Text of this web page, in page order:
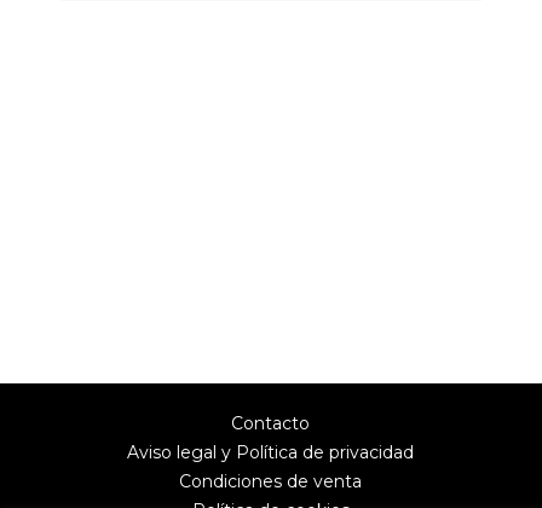
Contacto
Aviso legal y Política de privacidad
Condiciones de venta